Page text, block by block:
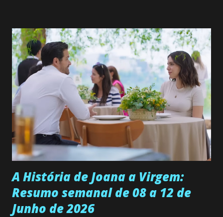
permanecer virgem até encontrar o homem que realmente
ama, o que não é fácil, já que dedica todas as suas energias a
se aprimorar, trabalhando, estudando e se orgulhando de
ser a primeira mulher da família a ingressar na
universidade. Ela tem uma personalidade muito alegre, é
muito madura para a idade, determinada, criativa e
empática. Detesta injustiças e é uma ótima amiga. Pode ser
teimosa e muito persistente quando decide fazer algo.
Durante um exame ginecológico, ela é inseminada por eng...
A História de Joana a Virgem:
Resumo semanal de 08 a 12 de
Junho de 2026